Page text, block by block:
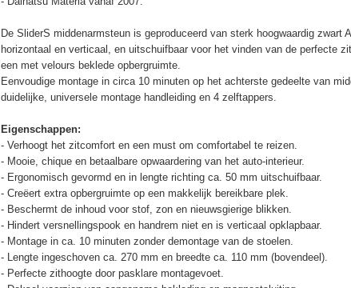
De SliderS middenarmsteun is geproduceerd van sterk hoogwaardig zwart
horizontaal en verticaal, en uitschuifbaar voor het vinden van de perfecte
een met velours beklede opbergruimte.
Eenvoudige montage in circa 10 minuten op het achterste gedeelte van
duidelijke, universele montage handleiding en 4 zelftappers.
Eigenschappen:
- Verhoogt het zitcomfort en een must om comfortabel te reizen.
- Mooie, chique en betaalbare opwaardering van het auto-interieur.
- Ergonomisch gevormd en in lengte richting ca. 50 mm uitschuifbaar.
- Creëert extra opbergruimte op een makkelijk bereikbare plek.
- Beschermt de inhoud voor stof, zon en nieuwsgierige blikken.
- Hindert versnellingspook en handrem niet en is verticaal opklapbaar.
- Montage in ca. 10 minuten zonder demontage van de stoelen.
- Lengte ingeschoven ca. 270 mm en breedte ca. 110 mm (bovendeel).
- Perfecte zithoogte door pasklare montagevoet.